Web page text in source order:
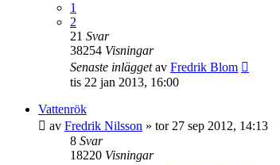
1
2
21 Svar
38254 Visningar
Senaste inläggetav Fredrik Blom
tis 22 jan 2013, 16:00
Vattenrök
av Fredrik Nilsson » tor 27 sep 2012, 14:13
8 Svar
18220 Visningar